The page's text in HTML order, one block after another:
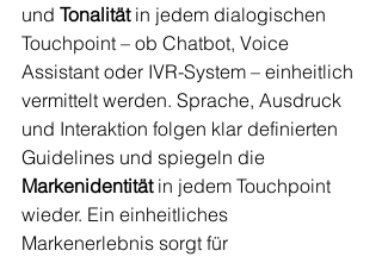
und Tonalität in jedem dialogischen
Touchpoint – ob Chatbot, Voice
Assistant oder IVR-System – einheitlich
vermittelt werden. Sprache, Ausdruck
und Interaktion folgen klar definierten
Guidelines und spiegeln die
Markenidentität in jedem Touchpoint
wieder. Ein einheitliches
Markenerlebnis sorgt für